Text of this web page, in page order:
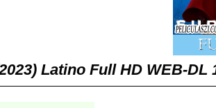
Latino Full HD WEB-DL